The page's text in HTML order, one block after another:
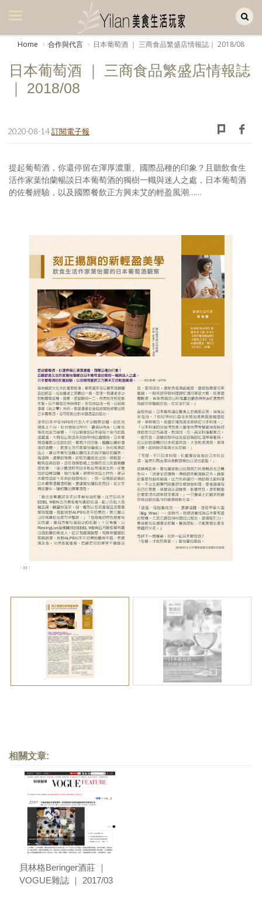
美食集
廚房集
旅遊美食集
書房集
照相簿
影音區
創意出版服務
關於Yilan
個人著作
活動實況記錄
媒體報導一覽
合作與代言
訂閱電子報
Home 合作與代言 日本葡萄酒 ｜ 三商食品繁盛店情報誌｜ 2018/08
日本葡萄酒 ｜ 三商食品繁盛店情報誌
｜ 2018/08
2020-08-14訂閱電子報
提起葡萄酒，你還停留在渾厚濃重、國際品種的印象？且聽飲食生
活作家葉怡蘭暢談日本葡萄酒的獨樹一幟與迷人之處，日本葡萄酒
的佐餐經驗，以及國際餐飲正方興未艾的輕盈風潮……
相關文章:
貝林格Beringer酒莊 ｜
VOGUE雜誌 ｜ 2017/03